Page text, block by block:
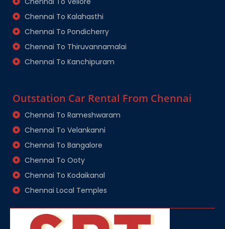
Chennai To Kalahasthi
Chennai To Pondicherry
Chennai To Thiruvannamalai
Chennai To Kanchipuram
Outstation Car Rental From Chennai
Chennai To Rameshwaram
Chennai To Velankanni
Chennai To Bangalore
Chennai To Ooty
Chennai To Kodaikanal
Chennai Local Temples